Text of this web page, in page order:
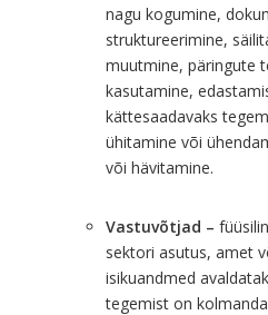
nagu kogumine,
struktureerimine,
muutmine, päringute
kasutamine,
kättesaadavaks
ühitamine või
või hävitamine.
Vastuvõtjad –
sektori asutus, amet
isikuandmed
tegemist on